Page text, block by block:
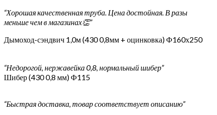
“Хорошая качественная труба. Цена достойная. В разы
меньше чем в магазинах👏”
Дымоход-сэндвич 1,0м (430 0,8мм + оцинковка) Ф160х250
“Недорогой, нержавейка 0,8, нормальный шибер”
Шибер (430 0,8 мм) Ф115
“Быстрая доставка, товар соответствует описанию”